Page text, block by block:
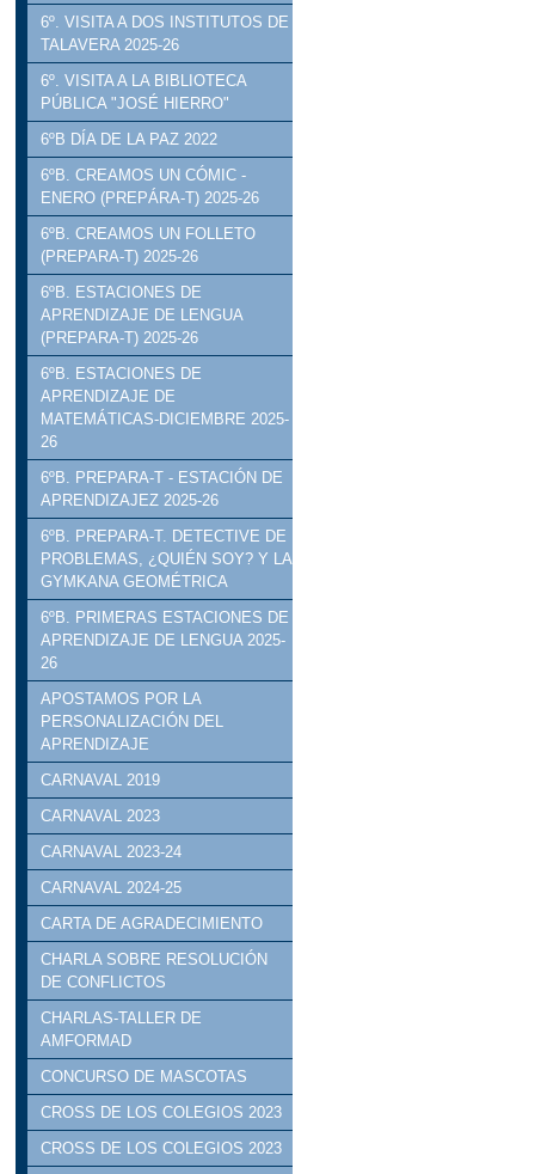
6º. VISITA A DOS INSTITUTOS DE
TALAVERA 2025-26
6º. VISITA A LA BIBLIOTECA
PÚBLICA "JOSÉ HIERRO"
6ºB DÍA DE LA PAZ 2022
6ºB. CREAMOS UN CÓMIC -
ENERO (PREPÁRA-T) 2025-26
6ºB. CREAMOS UN FOLLETO
(PREPARA-T) 2025-26
6ºB. ESTACIONES DE
APRENDIZAJE DE LENGUA
(PREPARA-T) 2025-26
6ºB. ESTACIONES DE
APRENDIZAJE DE
MATEMÁTICAS-DICIEMBRE 2025-
26
6ºB. PREPARA-T - ESTACIÓN DE
APRENDIZAJEZ 2025-26
6ºB. PREPARA-T. DETECTIVE DE
PROBLEMAS, ¿QUIÉN SOY? Y LA
GYMKANA GEOMÉTRICA
6ºB. PRIMERAS ESTACIONES DE
APRENDIZAJE DE LENGUA 2025-
26
APOSTAMOS POR LA
PERSONALIZACIÓN DEL
APRENDIZAJE
CARNAVAL 2019
CARNAVAL 2023
CARNAVAL 2023-24
CARNAVAL 2024-25
CARTA DE AGRADECIMIENTO
CHARLA SOBRE RESOLUCIÓN
DE CONFLICTOS
CHARLAS-TALLER DE
AMFORMAD
CONCURSO DE MASCOTAS
CROSS DE LOS COLEGIOS 2023
CROSS DE LOS COLEGIOS 2023